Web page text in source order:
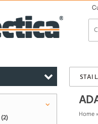
STAI
Home»
(2)